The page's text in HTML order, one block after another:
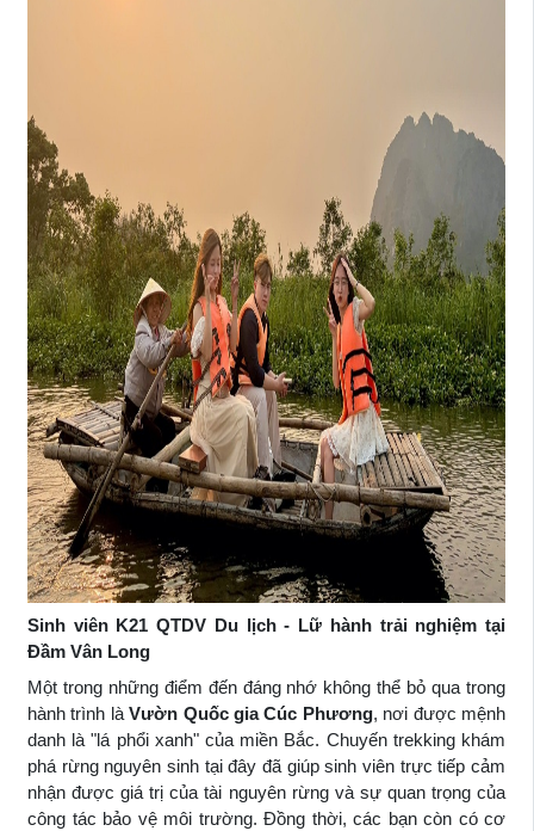
Sinh viên K21 QTDV Du lịch - Lữ hành trải nghiệm tại
Đầm Vân Long
Một trong những điểm đến đáng nhớ không thể bỏ qua trong
hành trình làVườn Quốc gia Cúc Phương, nơi được mệnh
danh là "lá phổi xanh" của miền Bắc. Chuyến trekking khám
phá rừng nguyên sinh tại đây đã giúp sinh viên trực tiếp cảm
nhận được giá trị của tài nguyên rừng và sự quan trọng của
công tác bảo vệ môi trường. Đồng thời, các bạn còn có cơ